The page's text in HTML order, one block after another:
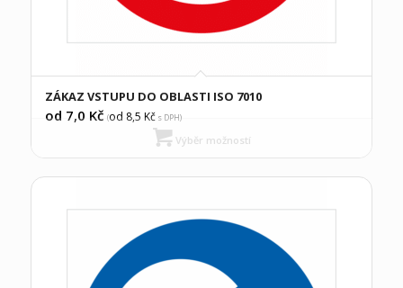
ZÁKAZ VSTUPU DO OBLASTI ISO 7010
od 7,0 Kč (od 8,5 Kčs DPH)
Výběr možností